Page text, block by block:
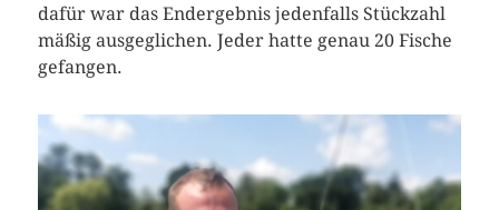
dafür war das Endergebnis jedenfalls Stückzahl
mäßig ausgeglichen. Jeder hatte genau 20 Fische
gefangen.